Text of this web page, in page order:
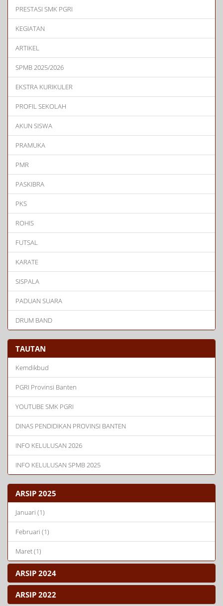
PRESTASI SMK PGRI
KEGIATAN
ARTIKEL
SPMB 2025/2026
EKSTRA KURIKULER
PROFIL SEKOLAH
AKUN SISWA
PRAMUKA
PMR
PASKIBRA
PKS
ROHIS
FUTSAL
KARATE
SISPALA
PADUAN SUARA
DRUM BAND
TAUTAN
Kemdikbud
PGRI Provinsi Banten
YOUTUBE SMK PGRI
DINAS PENDIDIKAN PROVINSI BANTEN
INFO KELULUSAN 2026
INFO KELULUSAN SPMB 2025
ARSIP 2025
Januari (1)
Februari (1)
Maret (1)
ARSIP 2024
ARSIP 2022